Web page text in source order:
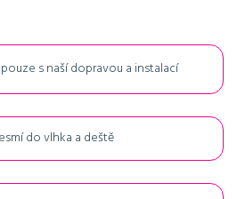
s naší dopravou a instalací
do vlhka a deště